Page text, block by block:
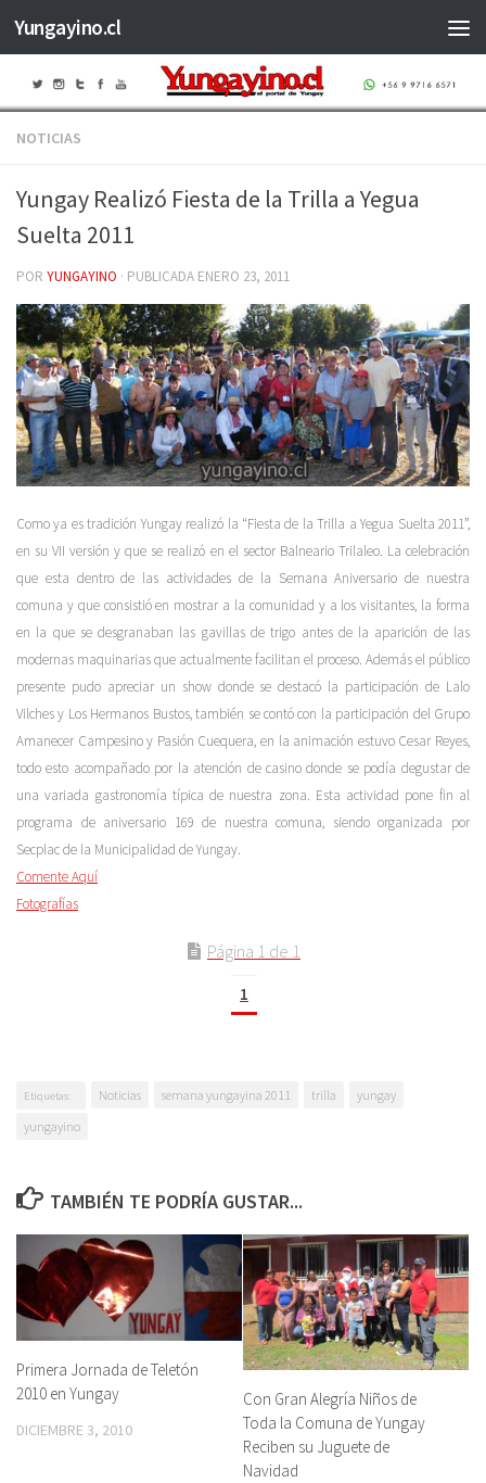
Saltar al contenido
Yungayino.cl
NOTICIAS
Yungay Realizó Fiesta de la Trilla a Yegua
Suelta 2011
POR YUNGAYINO · PUBLICADA ENERO 23, 2011
Como ya es tradición Yungay realizó la “Fiesta de la Trilla a Yegua Suelta 2011”,
en su VII versión y que se realizó en el sector Balneario Trilaleo. La celebración
que esta dentro de las actividades de la Semana Aniversario de nuestra
comuna y que consistió en mostrar a la comunidad y a los visitantes, la forma
en la que se desgranaban las gavillas de trigo antes de la aparición de las
modernas maquinarias que actualmente facilitan el proceso. Además el público
presente pudo apreciar un show donde se destacó la participación de Lalo
Vilches y Los Hermanos Bustos, también se contó con la participación del Grupo
Amanecer Campesino y Pasión Cuequera, en la animación estuvo Cesar Reyes,
todo esto acompañado por la atención de casino donde se podía degustar de
una variada gastronomía típica de nuestra zona. Esta actividad pone fin al
programa de aniversario 169 de nuestra comuna, siendo organizada por
Secplac de la Municipalidad de Yungay.
Comente Aquí
Fotografías
Página 1 de 1
1
Etiquetas: Noticias semana yungayina 2011 trilla
yungay
yungayino
TAMBIÉN TE PODRÍA GUSTAR...
Primera Jornada de Teletón
2010 en Yungay
DICIEMBRE 3, 2010
Con Gran Alegría Niños de
Toda la Comuna de Yungay
Reciben su Juguete de
Navidad